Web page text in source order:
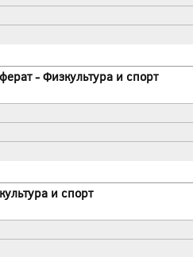
- Физкультура и спорт
и спорт